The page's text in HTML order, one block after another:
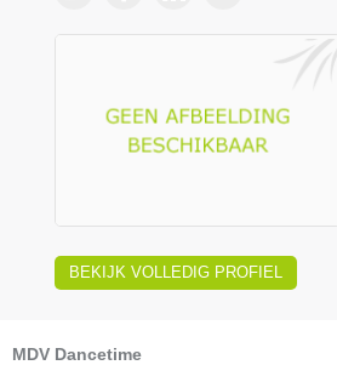
BEKIJK VOLLEDIG PROFIEL
MDV Dancetime